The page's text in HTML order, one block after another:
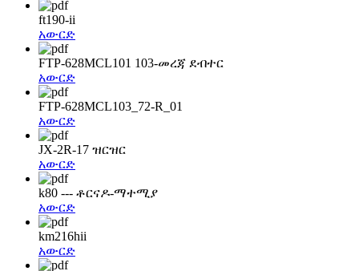
ft190-ii
አውርድ
FTP-628MCL101 103-መረጃ ደብተር
አውርድ
FTP-628MCL103_72-R_01
አውርድ
JX-2R-17 ዝርዝር
አውርድ
k80 --- ቶርናዶ-ማተሚያ
አውርድ
km216hii
አውርድ